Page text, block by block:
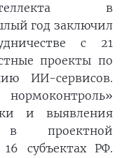
в
год заключил
с 21
проекты по
ИИ-сервисов.
и выявления
проектной
субъектах РФ.